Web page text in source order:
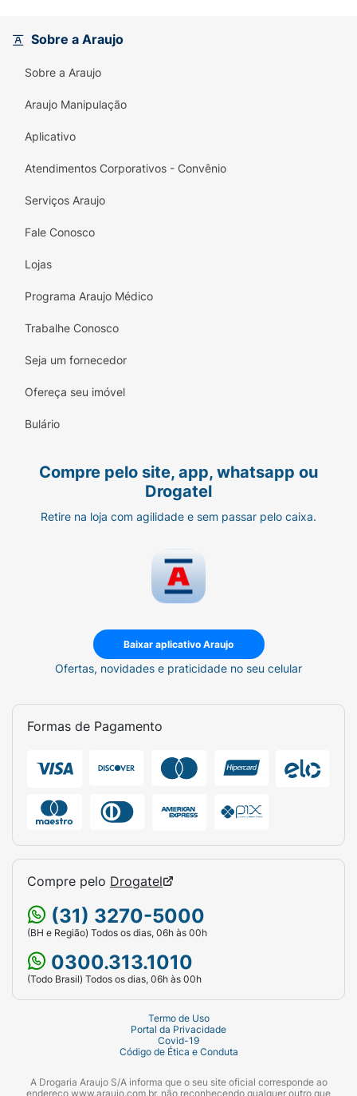
qualquer ocasião.
Ideal para crianças e jovens, essa gelatina é
capilares. Faça seus cachos brilharem e
tragam alegria ao seu dia com a Gelatina
e sinta a transformação em seus cabelos!
Sobre a Araujo
Sobre a Araujo
Araujo Manipulação
Aplicativo
Atendimentos Corporativos - Convênio
Serviços Araujo
Fale Conosco
Lojas
Programa Araujo Médico
Trabalhe Conosco
Seja um fornecedor
Ofereça seu imóvel
Bulário
Compre pelo site, app, whatsapp ou
Drogatel
Retire na loja com agilidade e sem passar pelo caixa.
Baixar aplicativo Araujo
Ofertas, novidades e praticidade no seu celular
Formas de Pagamento
Compre pelo Drogatel
(31) 3270-5000
(BH e Região) Todos os dias, 06h às 00h
0300.313.1010
(Todo Brasil) Todos os dias, 06h às 00h
Termo de Uso
Portal da Privacidade
Covid-19
Código de Ética e Conduta
A Drogaria Araujo S/A informa que o seu site oficial corresponde ao
endereço www.araujo.com.br, não reconhecendo qualquer outro que